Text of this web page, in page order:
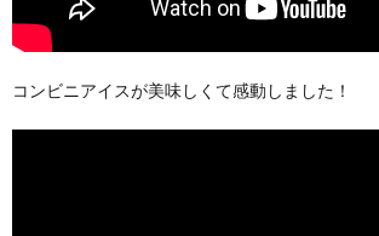
コンビニアイスが美味しくて感動しました！